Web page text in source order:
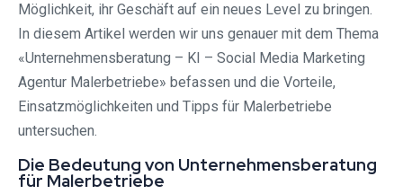
Möglichkeit, ihr Geschäft auf ein neues Level zu bringen.
In diesem Artikel werden wir uns genauer mit dem Thema
«Unternehmensberatung – KI – Social Media Marketing
Agentur Malerbetriebe» befassen und die Vorteile,
Einsatzmöglichkeiten und Tipps für Malerbetriebe
untersuchen.
Die Bedeutung von Unternehmensberatung
für Malerbetriebe